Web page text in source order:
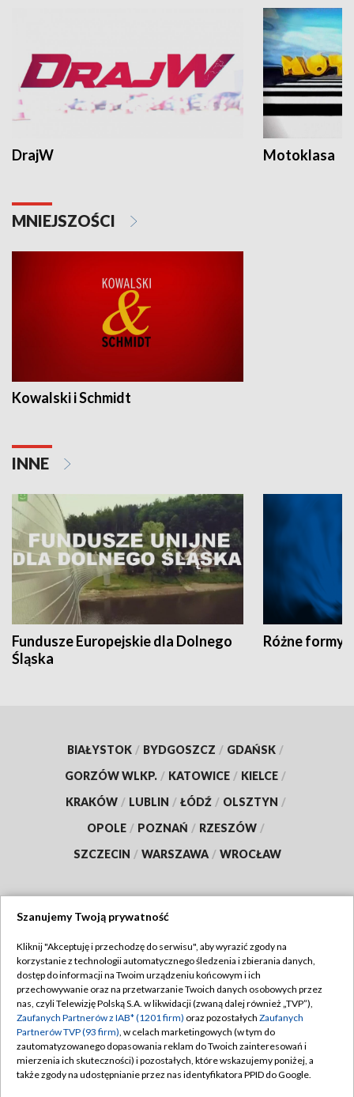
DrajW Motoklasa
MNIEJSZOŚCI
Kowalski i Schmidt
INNE
Fundusze Europejskie dla Dolnego
Śląska
Różne formy
BIAŁYSTOK / BYDGOSZCZ / GDAŃSK /
GORZÓW WLKP. / KATOWICE / KIELCE /
KRAKÓW / LUBLIN / ŁÓDŹ / OLSZTYN /
OPOLE / POZNAŃ / RZESZÓW /
SZCZECIN / WARSZAWA / WROCŁAW
TVP
Abonament TVP
Emisja w TVP
Centrum informacji TVP
Naziemna Telewizja Cyfrowa
Regulamin TVP
Polityka prywatności
Moje zgody
Pomoc
Szanujemy Twoją prywatność
Kliknij "Akceptuję i przechodzę do serwisu", aby wyrazić zgody na
korzystanie z technologii automatycznego śledzenia i zbierania danych,
dostęp do informacji na Twoim urządzeniu końcowym i ich
przechowywanie oraz na przetwarzanie Twoich danych osobowych przez
nas, czyli Telewizję Polską S.A. w likwidacji (zwaną dalej również „TVP”),
Zaufanych Partnerów z IAB* (1201 firm) oraz pozostałych Zaufanych
Partnerów TVP (93 firm), w celach marketingowych (w tym do
zautomatyzowanego dopasowania reklam do Twoich zainteresowań i
mierzenia ich skuteczności) i pozostałych, które wskazujemy poniżej, a
także zgody na udostępnianie przez nas identyfikatora PPID do Google.